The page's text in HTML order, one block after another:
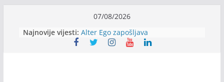
content
07/08/2026
Najnovije vijesti: Alter Ego zapošljava
Sjajna arhitektonska praksa u